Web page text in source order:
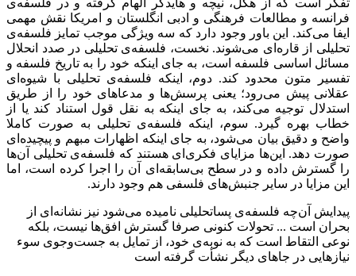
فرانسه و مطالعات فرهنگی و ادبی انگلستان و امریکا نقش مهمی
ایفا می‌کند. این باور وجود دارد که سه ویژگی موجب تمایز فلسفه‌ی
تحلیلی از قاره‌ای می‌شوند. نخست، فلسفه‌ی تحلیلی در صدد انحلال
مسائل اساسی فلسفه است، به جای اینکه خود را به تاریخ فلسفه و
تفسیر متون محدود کند. دوم، اینکه فلسفه‌ی تحلیلی با شیوه‌ای
عقلانی پیش می‌رود؛ یعنی پرسش‌ها و مدعاهای خود را از طریق
استدلال توجیه می‌کند، به جای اینکه به نقل قول استناد کند یا از
خطاب بهره گیرد. سوم، اینکه فلسفه‌ی تحلیلی به صورت کاملا
واضح و دقیق بیان می‌شود، به جای اینکه اظهارات مبهم و پیچیده‌ای
صورت دهد. این‌ها مزایای فکری‌ای هستند که فلسفه‌ی تحلیلی آن‌ها
را گسترش داده و در سطح بی‌سابقه‌ای آن را اجرا کرده است، اما
این مزایا در سایر جنبش‌های فلسفی هم وجود دارند.
پیدایش آن‌چه فلسفه‌ی پساتحلیلی نامیده می‌شود نیز نشانه‌ای از
بحران است ... تحولات کنونی صرفا گسترش افق‌ها نیست، بلکه
نوعی التقاط است که به نوبه‌ی خود، از تمایل به جست‌وجوی سوء
نیازهایی در جاهای دیگر نشأت گرفته است